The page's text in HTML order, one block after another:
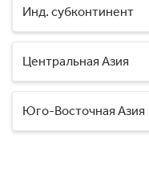
Инд. субконтинент
Центральная Азия
Юго-Восточная Азия